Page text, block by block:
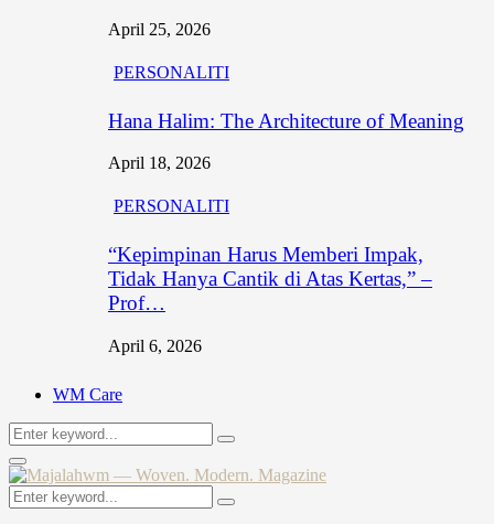
April 25, 2026
PERSONALITI
Hana Halim: The Architecture of Meaning
April 18, 2026
PERSONALITI
“Kepimpinan Harus Memberi Impak,
Tidak Hanya Cantik di Atas Kertas,” –
Prof…
April 6, 2026
WM Care
Search
for:
Search
Primary
Menu
Search
for:
Search